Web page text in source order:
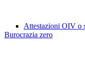
Attestazioni OIV o
Burocrazia zero